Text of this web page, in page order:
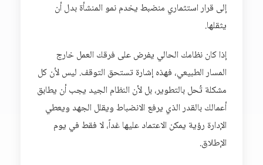
إلى قرار استثماري منضبط يخدم نمو المنشأة بدل أن
يثقلها.
إذا كان نظامك الحالي يفرض على فرقك العمل خارج
المسار الطبيعي، فهذه إشارة تستحق التوقف. ليس لأن كل
مشكلة تُحل بالتطوير، بل لأن النظام الجيد يجب أن يطابق
أعمالك بالقدر الذي يرفع الانضباط ويقلل الجهد ويعطي
الإدارة رؤية يمكن الاعتماد عليها غداً، لا فقط في يوم
الإطلاق.